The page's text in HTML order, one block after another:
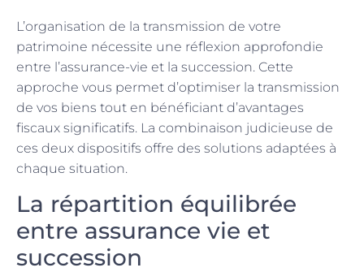
L’organisation de la transmission de votre
patrimoine nécessite une réflexion approfondie
entre l’assurance-vie et la succession. Cette
approche vous permet d’optimiser la transmission
de vos biens tout en bénéficiant d’avantages
fiscaux significatifs. La combinaison judicieuse de
ces deux dispositifs offre des solutions adaptées à
chaque situation.
La répartition équilibrée
entre assurance vie et
succession